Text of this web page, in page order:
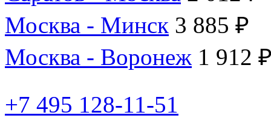
Москва - Минск 3 885 ₽
Москва - Воронеж 1 912
+7 495 128-11-51